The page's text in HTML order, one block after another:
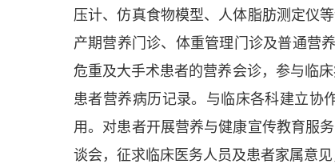
压计、仿真食物模型、人体脂肪测定仪
产期营养门诊、体重管理门诊及普通营
危重及大手术患者的营养会诊，参与临
患者营养病历记录。与临床各科建立协
用。对患者开展营养与健康宣传教育服
谈会，征求临床医务人员及患者家属意